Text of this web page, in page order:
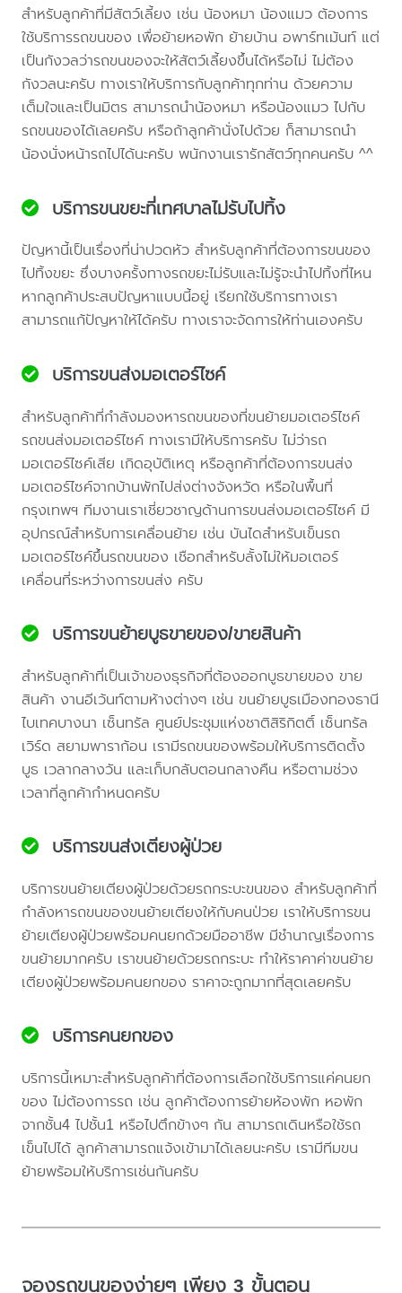
สำหรับลูกค้าที่มีสัตว์เลี้ยง เช่น น้องหมา น้องแมว ต้องการ
ใช้บริการรถขนของ เพื่อย้ายหอพัก ย้ายบ้าน อพาร์ทเม้นท์ แต่
เป็นกังวลว่ารถขนของจะให้สัตว์เลี้ยงขึ้นได้หรือไม่ ไม่ต้อง
กังวลนะครับ ทางเราให้บริการกับลูกค้าทุกท่าน ด้วยความ
เต็มใจและเป็นมิตร สามารถนำน้องหมา หรือน้องแมว ไปกับ
รถขนของได้เลยครับ หรือถ้าลูกค้านั่งไปด้วย ก็สามารถนำ
น้องนั่งหน้ารถไปได้นะครับ พนักงานเรารักสัตว์ทุกคนครับ ^^
บริการขนขยะที่เทศบาลไม่รับไปทิ้ง
ปัญหานี้เป็นเรื่องที่น่าปวดหัว สำหรับลูกค้าที่ต้องการขนของ
ไปทิ้งขยะ ซึ่งบางครั้งทางรถขยะไม่รับและไม่รู้จะนำไปทิ้งที่ไหน
หากลูกค้าประสบปัญหาแบบนี้อยู่ เรียกใช้บริการทางเรา
สามารถแก้ปัญหาให้ได้ครับ ทางเราจะจัดการให้ท่านเองครับ
บริการขนส่งมอเตอร์ไซค์
สำหรับลูกค้าที่กำลังมองหารถขนของที่ขนย้ายมอเตอร์ไซค์
รถขนส่งมอเตอร์ไซค์ ทางเรามีให้บริการครับ ไม่ว่ารถ
มอเตอร์ไซค์เสีย เกิดอุบัติเหตุ หรือลูกค้าที่ต้องการขนส่ง
มอเตอร์ไซค์จากบ้านพักไปส่งต่างจังหวัด หรือในพื้นที่
กรุงเทพฯ ทีมงานเราเชี่ยวชาญด้านการขนส่งมอเตอร์ไซค์ มี
อุปกรณ์สำหรับการเคลื่อนย้าย เช่น บันไดสำหรับเข็นรถ
มอเตอร์ไซค์ขึ้นรถขนของ เชือกสำหรับลั้งไม่ให้มอเตอร์
เคลื่อนที่ระหว่างการขนส่ง ครับ
บริการขนย้ายบูธขายของ/ขายสินค้า
สำหรับลูกค้าที่เป็นเจ้าของธุรกิจที่ต้องออกบูธขายของ ขาย
สินค้า งานอีเว้นท์ตามห้างต่างๆ เช่น ขนย้ายบูธเมืองทองธานี
ไบเทคบางนา เซ็นทรัล ศูนย์ประชุมแห่งชาติสิริกิตติ์ เซ็นทรัล
เวิร์ด สยามพาราก้อน เรามีรถขนของพร้อมให้บริการติดตั้ง
บูธ เวลากลางวัน และเก็บกลับตอนกลางคืน หรือตามช่วง
เวลาที่ลูกค้ากำหนดครับ
บริการขนส่งเตียงผู้ป่วย
บริการขนย้ายเตียงผู้ป่วยด้วยรถกระบะขนของ สำหรับลูกค้าที่
กำลังหารถขนของขนย้ายเตียงให้กับคนป่วย เราให้บริการขน
ย้ายเตียงผู้ป่วยพร้อมคนยกด้วยมืออาชีพ มีชำนาญเรื่องการ
ขนย้ายมากครับ เราขนย้ายด้วยรถกระบะ ทำให้ราคาค่าขนย้าย
เตียงผู้ป่วยพร้อมคนยกของ ราคาจะถูกมากที่สุดเลยครับ
บริการคนยกของ
บริการนี้เหมาะสำหรับลูกค้าที่ต้องการเลือกใช้บริการแค่คนยก
ของ ไม่ต้องการรถ เช่น ลูกค้าต้องการย้ายห้องพัก หอพัก
จากชั้น4 ไปชั้น1 หรือไปตึกข้างๆ กัน สามารถเดินหรือใช้รถ
เข็นไปได้ ลูกค้าสามารถแจ้งเข้ามาได้เลยนะครับ เรามีทีมขน
ย้ายพร้อมให้บริการเช่นกันครับ
จองรถขนของง่ายๆ เพียง 3 ขั้นตอน